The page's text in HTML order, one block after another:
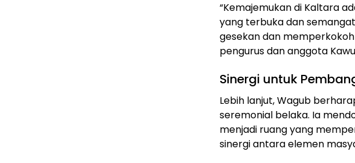
“Kemajemukan di Kaltara
yang terbuka dan
gesekan dan
pengurus dan anggota
Sinergi untuk
Lebih lanjut, Wagub
seremonial belaka. Ia
menjadi ruang yang
sinergi antara elemen